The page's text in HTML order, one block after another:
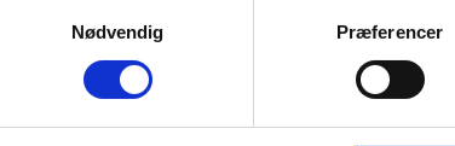
Nødvendig
Præferencer